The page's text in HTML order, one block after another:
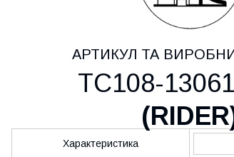
АРТИКУЛ ТА
ТС108-
(RIDER
Характеристика